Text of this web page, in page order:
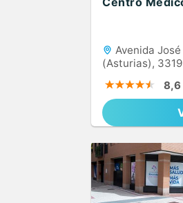
Avenida
(Asturias),
8,6